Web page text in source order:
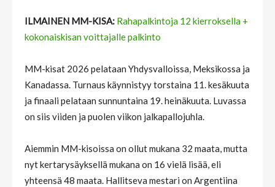
ILMAINEN MM-KISA: Rahapalkintoja 12 kierroksella +
kokonaiskisan voittajalle palkinto
MM-kisat 2026 pelataan Yhdysvalloissa, Meksikossa ja
Kanadassa. Turnaus käynnistyy torstaina 11. kesäkuuta
ja finaali pelataan sunnuntaina 19. heinäkuuta. Luvassa
on siis viiden ja puolen viikon jalkapallojuhla.
Aiemmin MM-kisoissa on ollut mukana 32 maata, mutta
nyt kertarysäyksellä mukana on 16 vielä lisää, eli
yhteensä 48 maata. Hallitseva mestari on Argentiina